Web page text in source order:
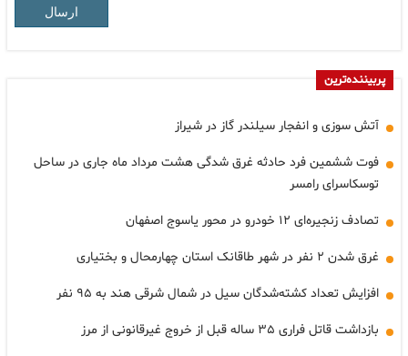
ارسال
پربیننده‌ترین
آتش سوزی و انفجار سیلندر گاز در شیراز
فوت ششمین فرد حادثه غرق شدگی هشت مرداد ماه جاری در ساحل
توسکاسرای رامسر
تصادف زنجیره‌ای ۱۲ خودرو در محور یاسوج اصفهان
غرق شدن ۲ نفر در شهر طاقانک استان چهارمحال و بختیاری
افزایش تعداد کشته‌شدگان سیل در شمال شرقی هند به ۹۵ نفر
بازداشت قاتل فراری ۳۵ ساله قبل از خروج غیرقانونی از مرز